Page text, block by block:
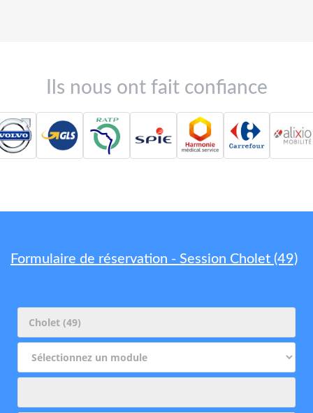
Ils nous ont fait confiance
Formulaire de réservation - Session Cholet (49)